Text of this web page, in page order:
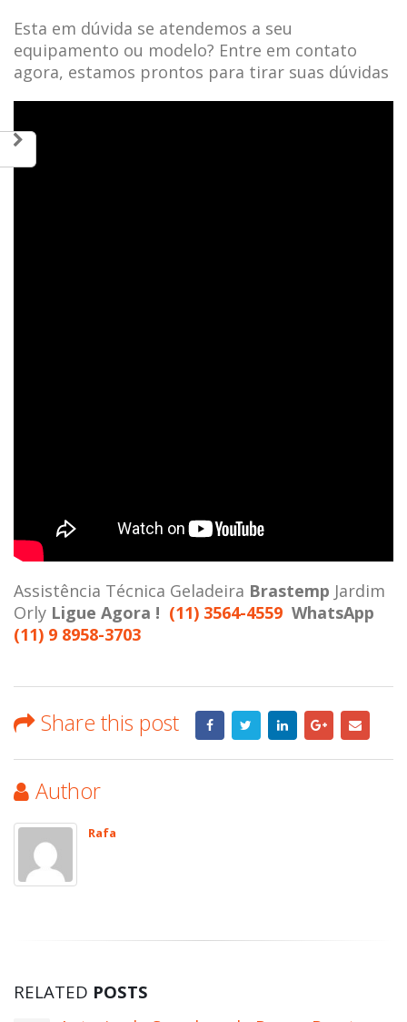
Esta em dúvida se atendemos a seu
equipamento ou modelo? Entre em contato
agora, estamos prontos para tirar suas dúvidas
Assistência Técnica Geladeira Brastemp Jardim
Orly Ligue Agora ! (11) 3564-4559 WhatsApp
(11) 9 8958-3703
Share this post
Author
Rafa
RELATED POSTS